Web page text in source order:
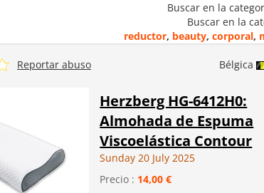
Buscar en la
Buscar en la
reductor, beauty, corporal,
Bélgica
Reportar abuso
Herzberg HG-6412H0:
Almohada de Espuma
Viscoelástica Contour
Sunday 20 July 2025
Precio : 14,00 €